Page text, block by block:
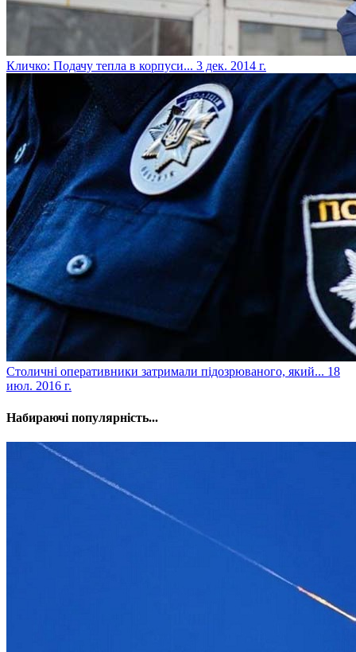
Кличко: Подачу тепла в корпуси... 3 дек. 2014 г.
Столичні оперативники затримали підозрюваного, який... 18
июл. 2016 г.
Набираючі популярність...